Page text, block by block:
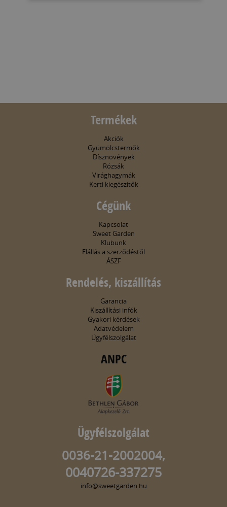
Termékek
Akciók
Gyümölcstermők
Dísznövények
Rózsák
Virághagymák
Kerti kiegészítők
Cégünk
Kapcsolat
Sweet Garden
Klubunk
Elállás a szerződéstől
ÁSZF
Rendelés, kiszállítás
Garancia
Kiszállítási infók
Gyakori kérdések
Adatvédelem
Ügyfélszolgálat
ANPC
Ügyfélszolgálat
0036-21-2002004,
0040726-337275
info@sweetgarden.hu